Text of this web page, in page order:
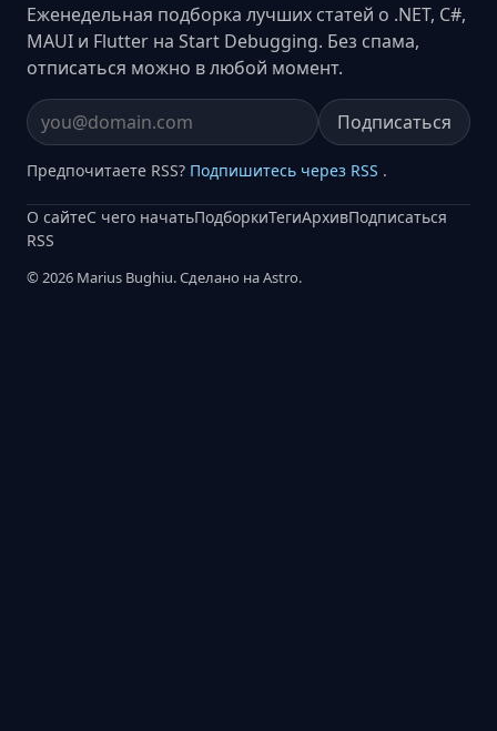
Еженедельная подборка лучших статей о .NET, C#,
MAUI и Flutter на Start Debugging. Без спама,
отписаться можно в любой момент.
Email address Подписаться
Предпочитаете RSS? Подпишитесь через RSS .
О сайтеС чего начатьПодборкиТегиАрхивПодписаться
RSS
© 2026 Marius Bughiu. Сделано на Astro.